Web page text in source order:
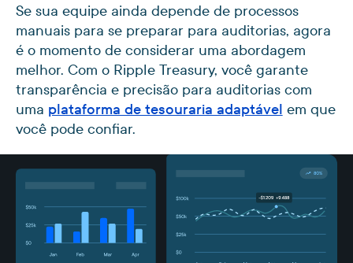
Se sua equipe ainda depende de processos
manuais para se preparar para auditorias, agora
é o momento de considerar uma abordagem
melhor. Com o Ripple Treasury, você garante
transparência e precisão para auditorias com
uma plataforma de tesouraria adaptável em que
você pode confiar.